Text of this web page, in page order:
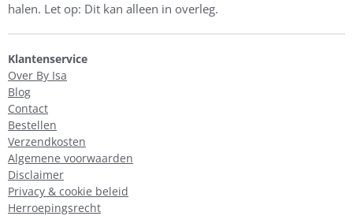
halen. Let op: Dit kan alleen in overleg.
Klantenservice
Over By Isa
Blog
Contact
Bestellen
Verzendkosten
Algemene voorwaarden
Disclaimer
Privacy & cookie beleid
Herroepingsrecht